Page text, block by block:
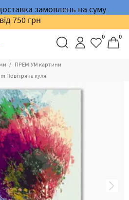
замовлень на суму
від 750 грн
0 0
ПРЕМІУМ картини
Повітряна куля